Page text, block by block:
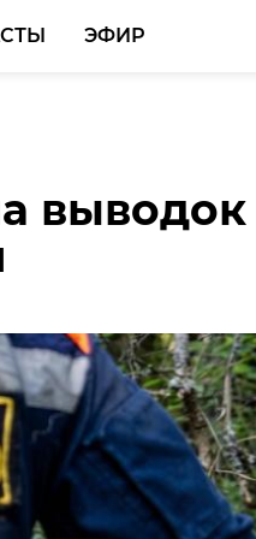
ЭФИР
выводок
среди
в
прошел